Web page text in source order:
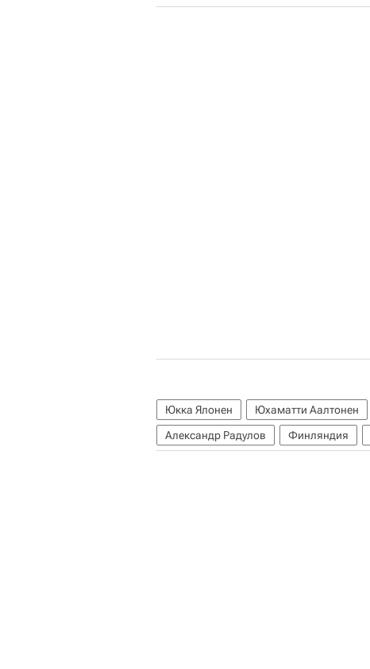
Юкка Ялонен Юхаматти Аалтонен
Александр Радулов
Финляндия